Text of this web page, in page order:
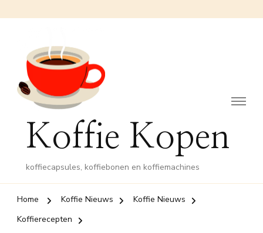
Koffie Kopen
koffiecapsules, koffiebonen en koffiemachines
Home Koffie Nieuws
Koffie Nieuws
Koffierecepten